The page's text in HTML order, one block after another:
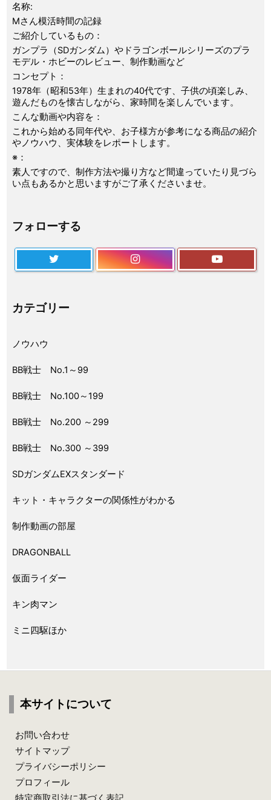
名称:
Mさん模活時間の記録
ご紹介しているもの：
ガンプラ（SDガンダム）やドラゴンボールシリーズのプラ
モデル・ホビーのレビュー、制作動画など
コンセプト：
1978年（昭和53年）生まれの40代です、子供の頃楽しみ、
遊んだものを懐古しながら、家時間を楽しんでいます。
こんな動画や内容を：
これから始める同年代や、お子様方が参考になる商品の紹介
やノウハウ、実体験をレポートします。
※：
素人ですので、制作方法や撮り方など間違っていたり見づら
い点もあるかと思いますがご了承くださいませ。
フォローする
カテゴリー
ノウハウ
BB戦士 No.1～99
BB戦士 No.100～199
BB戦士 No.200 ～299
BB戦士 No.300 ～399
SDガンダムEXスタンダード
キット・キャラクターの関係性がわかる
制作動画の部屋
DRAGONBALL
仮面ライダー
キン肉マン
ミニ四駆ほか
本サイトについて
お問い合わせ
サイトマップ
プライバシーポリシー
プロフィール